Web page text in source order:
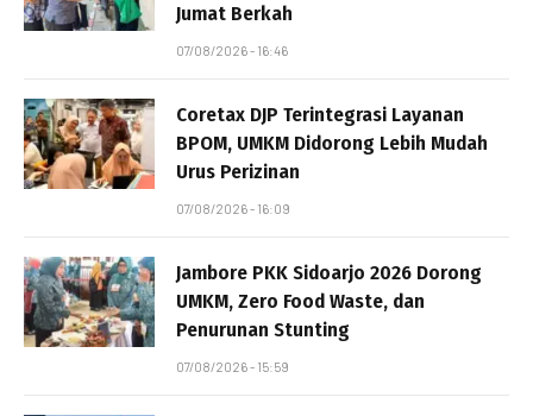
Jumat Berkah
07/08/2026 - 16:46
Coretax DJP Terintegrasi Layanan
BPOM, UMKM Didorong Lebih Mudah
Urus Perizinan
07/08/2026 - 16:09
Jambore PKK Sidoarjo 2026 Dorong
UMKM, Zero Food Waste, dan
Penurunan Stunting
07/08/2026 - 15:59